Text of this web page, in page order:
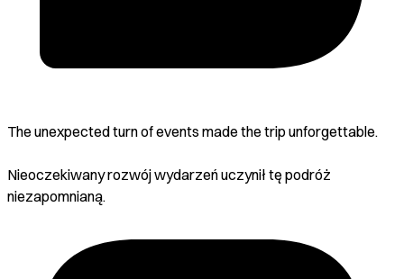
The unexpected turn of events made the trip unforgettable.
Nieoczekiwany rozwój wydarzeń uczynił tę podróż
niezapomnianą.